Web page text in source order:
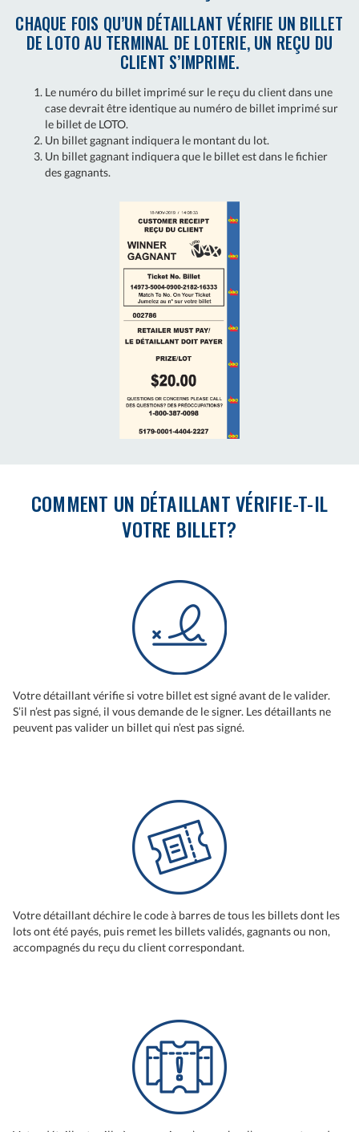
CHAQUE FOIS QU’UN DÉTAILLANT VÉRIFIE UN BILLET
DE LOTO AU TERMINAL DE LOTERIE, UN REÇU DU
CLIENT S’IMPRIME.
Le numéro du billet imprimé sur le reçu du client dans une
case devrait être identique au numéro de billet imprimé sur
le billet de LOTO.
Un billet gagnant indiquera le montant du lot.
Un billet gagnant indiquera que le billet est dans le fichier
des gagnants.
COMMENT UN DÉTAILLANT VÉRIFIE-T-IL
VOTRE BILLET?
Votre détaillant vérifie si votre billet est signé avant de le valider.
S’il n’est pas signé, il vous demande de le signer. Les détaillants ne
peuvent pas valider un billet qui n’est pas signé.
Votre détaillant déchire le code à barres de tous les billets dont les
lots ont été payés, puis remet les billets validés, gagnants ou non,
accompagnés du reçu du client correspondant.